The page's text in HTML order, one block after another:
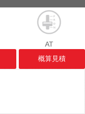
AT
概算見積